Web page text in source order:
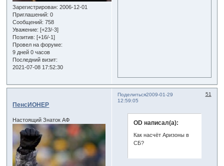
Зарегистрирован: 2006-12-01
Приглашений: 0
Сообщений: 758
Уважение: [+23/-3]
Позитив: [+16/-1]
Провел на форуме:
9 дней 0 часов
Последний визит:
2021-07-08 17:52:30
Поделиться 51
2009-01-29
12:59:05
ПенсИОНЕР
Настоящий Знаток АФ OD написал(а):
Как насчёт Аризоны в
СБ?